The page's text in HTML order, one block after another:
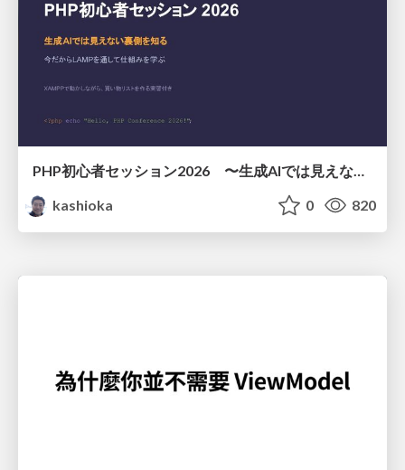
PHP初心者セッション2026 〜生成AIでは見えない裏側を知る：今だからLAMPを通して仕組みを学ぶ〜
kashioka
0 820